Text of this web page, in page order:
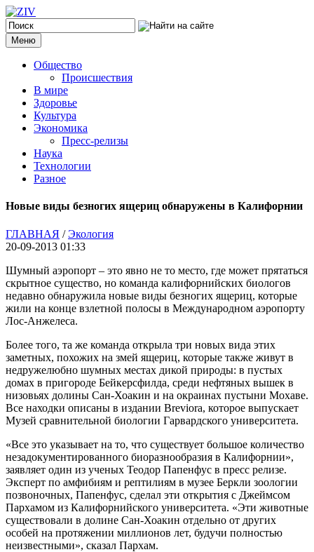
Меню
Общество
Происшествия
В мире
Здоровье
Культура
Экономика
Пресс-релизы
Наука
Технологии
Разное
Новые виды безногих ящериц обнаружены в Калифорнии
ГЛАВНАЯ /Экология
20-09-2013 01:33
Шумный аэропорт – это явно не то место, где может прятаться
скрытное существо, но команда калифорнийских биологов
недавно обнаружила новые виды безногих ящериц, которые
жили на конце взлетной полосы в Международном аэропорту
Лос-Анжелеса.
Более того, та же команда открыла три новых вида этих
заметных, похожих на змей ящериц, которые также живут в
недружелюбно шумных местах дикой природы: в пустых
домах в пригороде Бейкерсфилда, среди нефтяных вышек в
низовьях долины Сан-Хоакин и на окраинах пустыни Мохаве.
Все находки описаны в издании Breviora, которое выпускает
Музей сравнительной биологии Гарвардского университета.
«Все это указывает на то, что существует большое количество
незадокументированного биоразнообразия в Калифорнии»,
заявляет один из ученых Теодор Папенфус в пресс релизе.
Эксперт по амфибиям и рептилиям в музее Беркли зоологии
позвоночных, Папенфус, сделал эти открытия с Джеймсом
Пархамом из Калифорнийского университета. «Эти животные
существовали в долине Сан-Хоакин отдельно от других
особей на протяжении миллионов лет, будучи полностью
неизвестными», сказал Пархам.